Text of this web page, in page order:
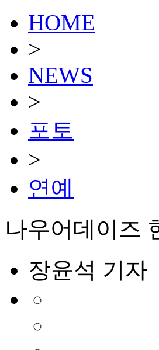
HOME
>
NEWS
>
포토
>
연예
나우어데이즈
장윤석 기자